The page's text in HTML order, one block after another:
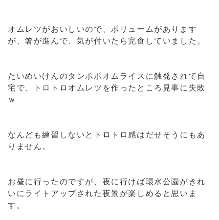
オムレツがおいしいので、ボリュームがあります
が、箸が進んで、気が付いたら完食していました。
たいめいけんのタンポポオムライスに触発されて自
宅で、トロトロオムレツを作ったところ見事に失敗
ｗ
なんども練習しないとトロトロ感はだせそうにもあ
りません。
お昼に行ったのですが、夜に行けば環水公園がきれ
いにライトアップされた夜景が楽しめると思いま
す。